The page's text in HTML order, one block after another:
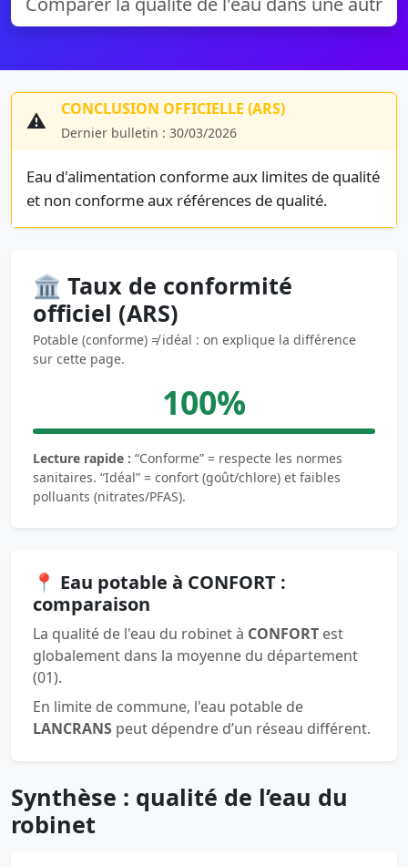
⚠️ CONCLUSION OFFICIELLE (ARS)
Dernier bulletin : 30/03/2026
Eau d'alimentation conforme aux limites de qualité
et non conforme aux références de qualité.
🏛️ Taux de conformité
officiel (ARS)
Potable (conforme) ≠ idéal : on explique la différence
sur cette page.
100%
Lecture rapide : “Conforme” = respecte les normes
sanitaires. “Idéal” = confort (goût/chlore) et faibles
polluants (nitrates/PFAS).
📍 Eau potable à CONFORT :
comparaison
La qualité de l'eau du robinet à CONFORT est
globalement dans la moyenne du département
(01).
En limite de commune, l'eau potable de
LANCRANS peut dépendre d’un réseau différent.
Synthèse : qualité de l’eau du
robinet